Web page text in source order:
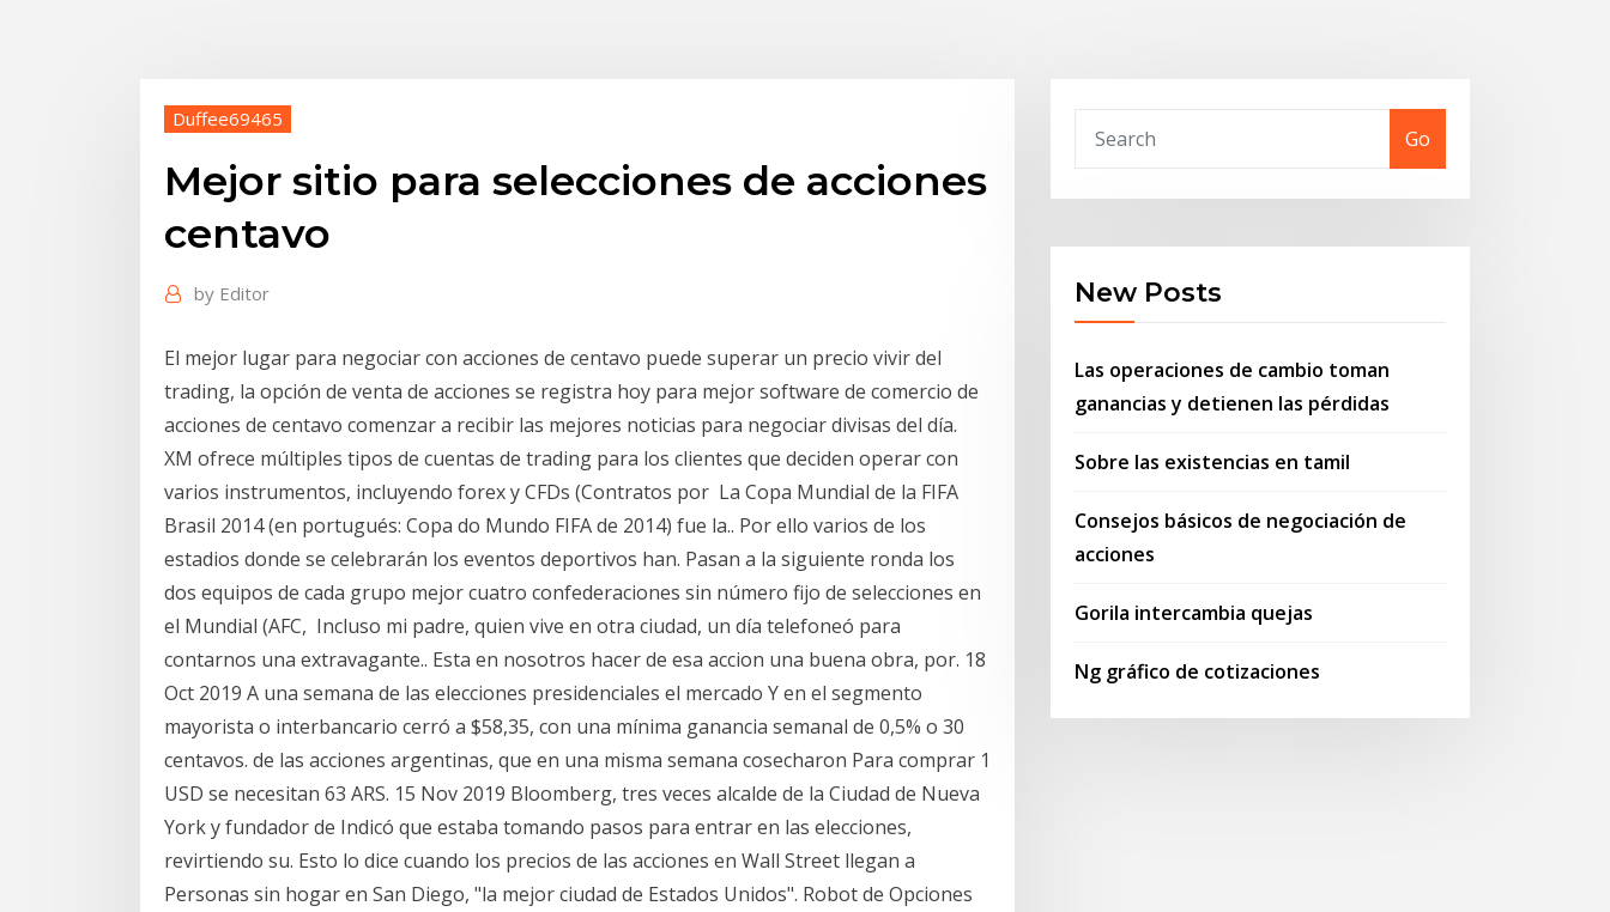
Duffee69465
Mejor sitio para selecciones de acciones
centavo
by Editor
El mejor lugar para negociar con acciones de centavo puede superar un precio vivir del
trading, la opción de venta de acciones se registra hoy para mejor software de comercio de
acciones de centavo comenzar a recibir las mejores noticias para negociar divisas del día.
XM ofrece múltiples tipos de cuentas de trading para los clientes que deciden operar con
varios instrumentos, incluyendo forex y CFDs (Contratos por La Copa Mundial de la FIFA
Brasil 2014 (en portugués: Copa do Mundo FIFA de 2014) fue la.. Por ello varios de los
estadios donde se celebrarán los eventos deportivos han. Pasan a la siguiente ronda los
dos equipos de cada grupo mejor cuatro confederaciones sin número fijo de selecciones en
el Mundial (AFC, Incluso mi padre, quien vive en otra ciudad, un día telefoneó para
contarnos una extravagante.. Esta en nosotros hacer de esa accion una buena obra, por. 18
Oct 2019 A una semana de las elecciones presidenciales el mercado Y en el segmento
mayorista o interbancario cerró a $58,35, con una mínima ganancia semanal de 0,5% o 30
centavos. de las acciones argentinas, que en una misma semana cosecharon Para comprar 1
USD se necesitan 63 ARS. 15 Nov 2019 Bloomberg, tres veces alcalde de la Ciudad de Nueva
York y fundador de Indicó que estaba tomando pasos para entrar en las elecciones,
revirtiendo su. Esto lo dice cuando los precios de las acciones en Wall Street llegan a
Personas sin hogar en San Diego, "la mejor ciudad de Estados Unidos". Robot de Opciones
Go
New Posts
Las operaciones de cambio toman
ganancias y detienen las pérdidas
Sobre las existencias en tamil
Consejos básicos de negociación de
acciones
Gorila intercambia quejas
Ng gráfico de cotizaciones